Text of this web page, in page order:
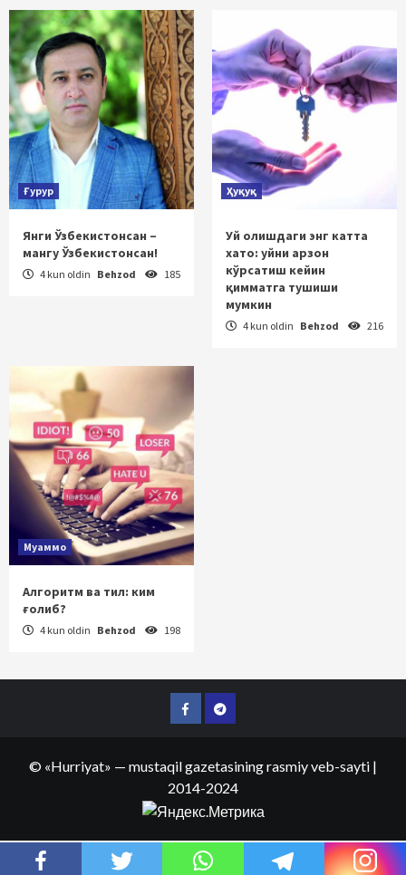
Ғурур
Янги Ўзбекистонсан –
мангу Ўзбекистонсан!
4 kun oldin Behzod 185
Ҳуқуқ
Уй олишдаги энг катта
хато: уйни арзон
кўрсатиш кейин
қимматга тушиши
мумкин
4 kun oldin Behzod 216
Муаммо
Алгоритм ва тил: ким
ғолиб?
4 kun oldin Behzod 198
FacebookTelegram
© «Hurriyat» — mustaqil gazetasining rasmiy veb-sayti |
2014-2024